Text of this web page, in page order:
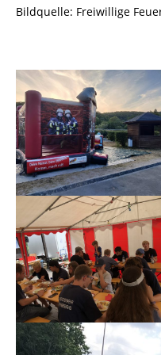
Bildquelle: Freiwillige